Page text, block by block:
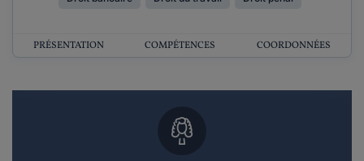
PRÉSENTATION COMPÉTENCES COORDONNÉES